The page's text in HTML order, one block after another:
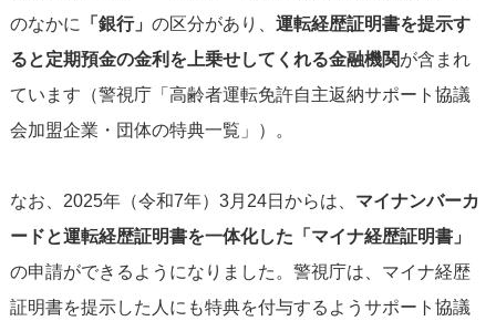
のなかに
「銀行」 の区分があり、 運転経歴証明書を提示す
ると定期預金の金利を上乗せしてくれる金融機関が含まれ
ています（警視庁「高齢者運転免許自主返納サポート協議
会加盟企業・団体の特典一覧」）。
なお、2025年（令和7年）3月24日からは、 マイナンバーカ
ードと運転経歴証明書を一体化した「マイナ経歴証明書」
の申請ができるようになりました。警視庁は、マイナ経歴
証明書を提示した人にも特典を付与するようサポート協議